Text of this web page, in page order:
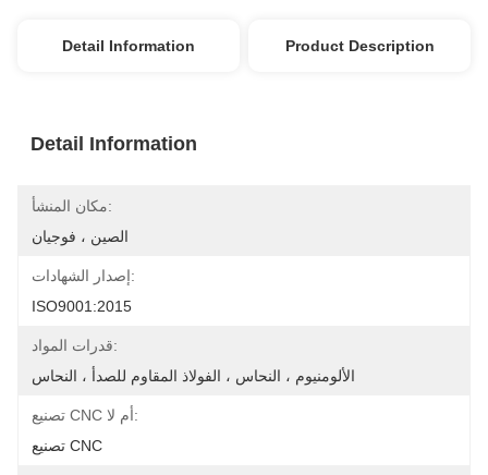
Detail Information Product Description
Detail Information
مكان المنشأ:
الصين ، فوجيان
إصدار الشهادات:
ISO9001:2015
قدرات المواد:
الألومنيوم ، النحاس ، الفولاذ المقاوم للصدأ ، النحاس
تصنيع CNC أم لا:
تصنيع CNC